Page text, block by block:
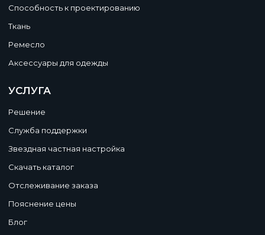
Способность к проектированию
Ткань
Ремесло
Аксессуары для одежды
УСЛУГА
Решение
Служба поддержки
Звездная частная настройка
Скачать каталог
Отслеживание заказа
Пояснение цены
Блог